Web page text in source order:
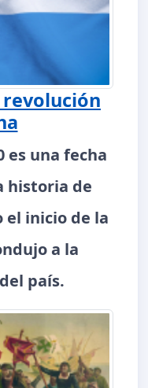
es una fecha
historia de
inicio de la
a la
país.